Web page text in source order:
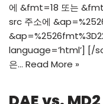
에 &fmt=18 또는
src 주소에
language=’html’] [/
은… Read More »